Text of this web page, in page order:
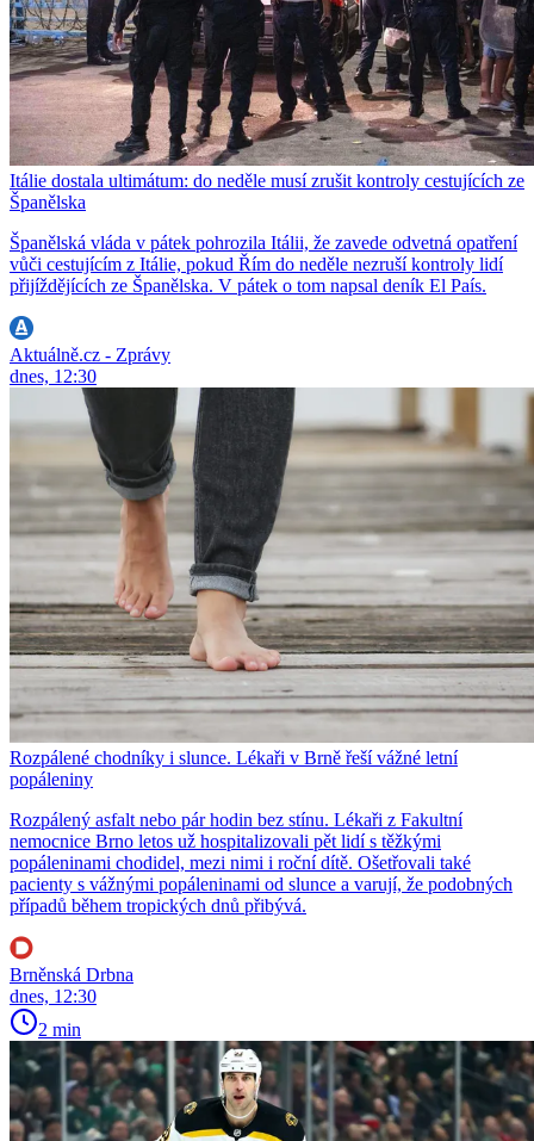
Itálie dostala ultimátum: do neděle musí zrušit kontroly cestujících ze
Španělska
Španělská vláda v pátek pohrozila Itálii, že zavede odvetná opatření
vůči cestujícím z Itálie, pokud Řím do neděle nezruší kontroly lidí
přijíždějících ze Španělska. V pátek o tom napsal deník El País.
Aktuálně.cz - Zprávy
dnes, 12:30
Rozpálené chodníky i slunce. Lékaři v Brně řeší vážné letní
popáleniny
Rozpálený asfalt nebo pár hodin bez stínu. Lékaři z Fakultní
nemocnice Brno letos už hospitalizovali pět lidí s těžkými
popáleninami chodidel, mezi nimi i roční dítě. Ošetřovali také
pacienty s vážnými popáleninami od slunce a varují, že podobných
případů během tropických dnů přibývá.
Brněnská Drbna
dnes, 12:30
2 min